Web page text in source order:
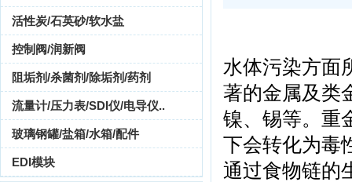
水体污染方面
著的金属及类
镍、锡等。重
下会转化为毒
通过食物链的
活性炭/石英砂/软水盐
控制阀/润新阀
阻垢剂/杀菌剂/除垢剂/药剂
流量计/压力表/SDI仪/电导仪..
玻璃钢罐/盐箱/水箱/配件
EDI模块